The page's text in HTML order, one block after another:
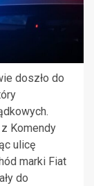
doszło do
Komendy
ulicę
marki Fiat
do